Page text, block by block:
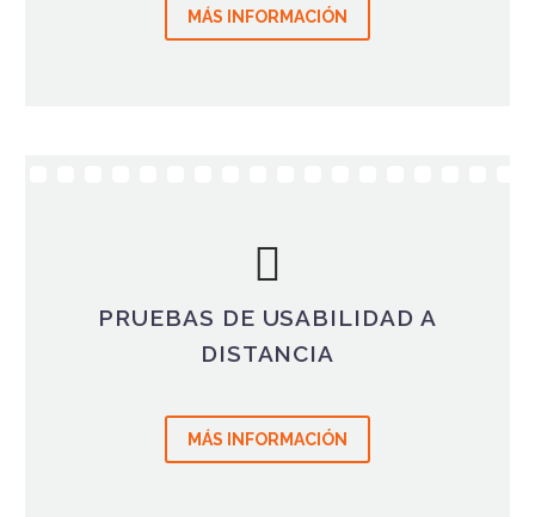
MÁS INFORMACIÓN
PRUEBAS DE USABILIDAD A
DISTANCIA
MÁS INFORMACIÓN